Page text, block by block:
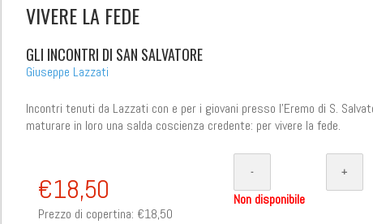
VIVERE LA FEDE
GLI INCONTRI DI SAN SALVATORE
Giuseppe Lazzati
Incontri tenuti da Lazzati con e per i giovani presso l'Eremo di S.
maturare in loro una salda coscienza credente: per vivere la fede.
€18,50
Prezzo di copertina: €18,50
Non disponibile